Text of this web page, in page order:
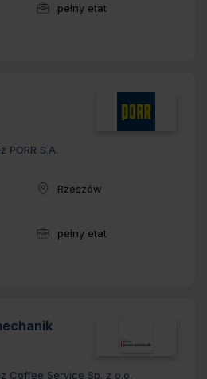
Wymiar pracy:
pełny etat
PORR S.A.
Lokalizacja:
Rzeszów
Wymiar pracy:
pełny etat
Coffee Service Sp. z o.o.